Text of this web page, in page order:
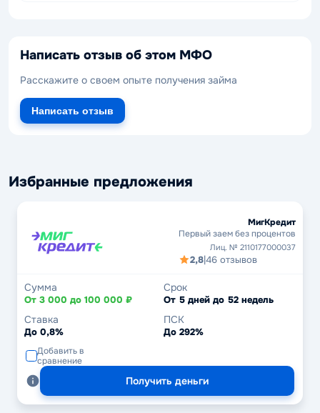
Написать отзыв об этом МФО
Расскажите о своем опыте получения займа
Написать отзыв
Избранные предложения
МигКредит
Первый заем без процентов
Лиц. № 2110177000037
2,8|46 отзывов
Сумма
От 3 000 до 100 000 ₽
Срок
От 5 дней до 52 недель
Ставка
До 0,8%
ПСК
До 292%
Добавить в
сравнение
Получить деньги